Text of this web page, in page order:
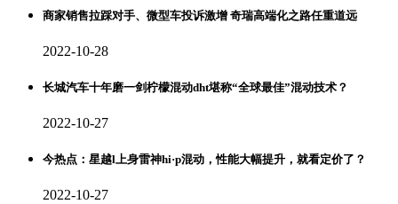
商家销售拉踩对手、微型车投诉激增 奇瑞高端化之路任重道远
2022-10-28
长城汽车十年磨一剑柠檬混动dht堪称“全球最佳”混动技术？
2022-10-27
今热点：星越l上身雷神hi·p混动，性能大幅提升，就看定价了？
2022-10-27